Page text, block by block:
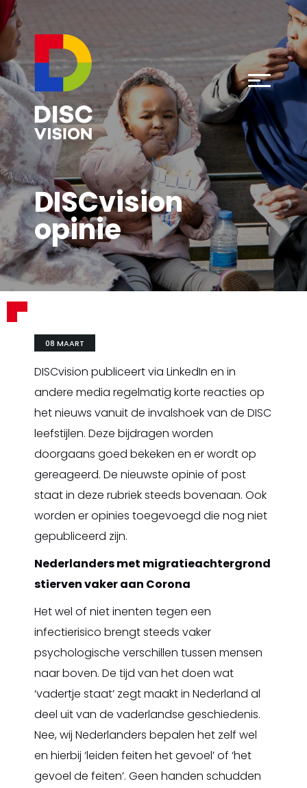
DISCvision
opinie
08 MAART
DISCvision publiceert via LinkedIn en in
andere media regelmatig korte reacties op
het nieuws vanuit de invalshoek van de DISC
leefstijlen. Deze bijdragen worden
doorgaans goed bekeken en er wordt op
gereageerd. De nieuwste opinie of post
staat in deze rubriek steeds bovenaan. Ook
worden er opinies toegevoegd die nog niet
gepubliceerd zijn.
Nederlanders met migratieachtergrond
stierven vaker aan Corona
Het wel of niet inenten tegen een
infectierisico brengt steeds vaker
psychologische verschillen tussen mensen
naar boven. De tijd van het doen wat
‘vadertje staat’ zegt maakt in Nederland al
deel uit van de vaderlandse geschiedenis.
Nee, wij Nederlanders bepalen het zelf wel
en hierbij ‘leiden feiten het gevoel’ of ‘het
gevoel de feiten’. Geen handen schudden